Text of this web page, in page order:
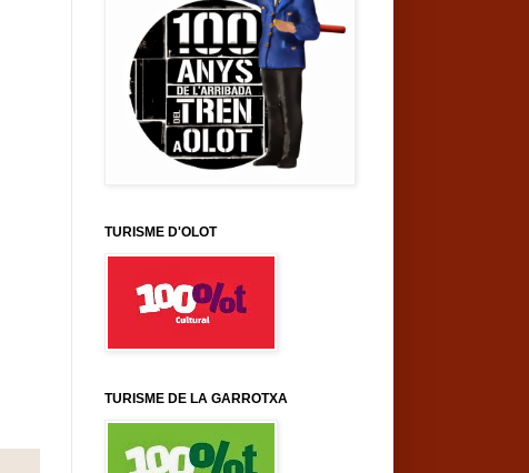
TURISME D'OLOT
TURISME DE LA GARROTXA